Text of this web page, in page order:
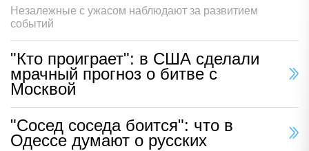
Незалежные с ужасом наблюдают за развитием
событий
"Кто проиграет": в США сделали
мрачный прогноз о битве с
Москвой
"Сосед соседа боится": что в
Одессе думают о русских